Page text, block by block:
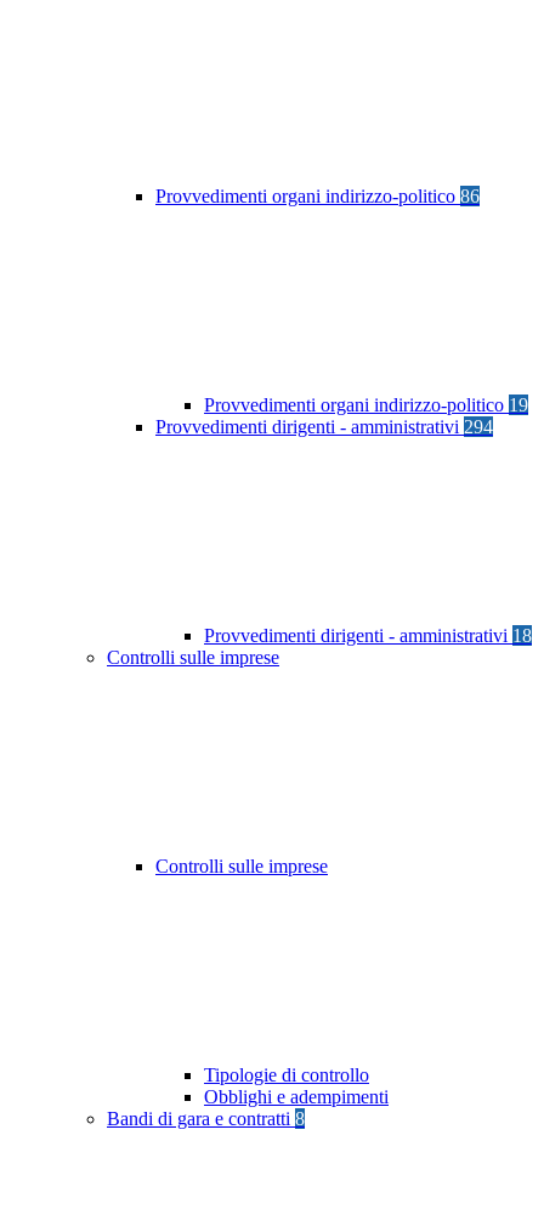
Provvedimenti organi indirizzo-politico 86
Provvedimenti organi indirizzo-politico 19
Provvedimenti dirigenti - amministrativi 294
Provvedimenti dirigenti - amministrativi 18
Controlli sulle imprese
Controlli sulle imprese
Tipologie di controllo
Obblighi e adempimenti
Bandi di gara e contratti 8